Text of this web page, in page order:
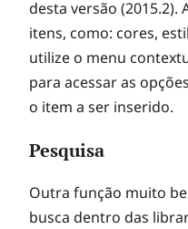
desta versão (2015.2).
itens, como: cores,
utilize o menu
para acessar as
o item a ser inserido.
Pesquisa
Outra função muito
busca dentro das